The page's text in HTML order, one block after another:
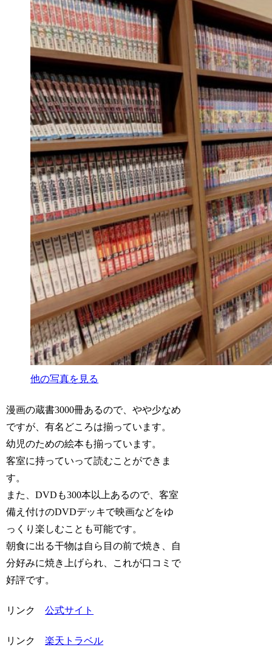
他の写真を見る
漫画の蔵書3000冊あるので、やや少なめ
ですが、有名どころは揃っています。
幼児のための絵本も揃っています。
客室に持っていって読むことができま
す。
また、DVDも300本以上あるので、客室
備え付けのDVDデッキで映画などをゆ
っくり楽しむことも可能です。
朝食に出る干物は自ら目の前で焼き、自
分好みに焼き上げられ、これが口コミで
好評です。
リンク 公式サイト
リンク 楽天トラベル